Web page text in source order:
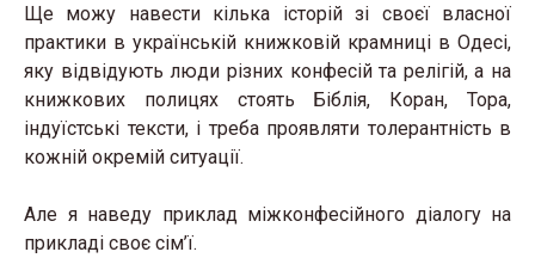
Ще можу навести кілька історій зі своєї власної
практики в українській книжковій крамниці в Одесі,
яку відвідують люди різних конфесій та релігій, а на
книжкових полицях стоять Біблія, Коран, Тора,
індуїстські тексти, і треба проявляти толерантність в
кожній окремій ситуації.
Але я наведу приклад міжконфесійного діалогу на
прикладі своє сім’ї.